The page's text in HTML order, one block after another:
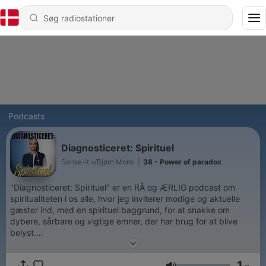
Podcasts
Diagnosticeret: Spirituel
Sense-it v/Bjørn Morel 38 - Power of paradox
"Diagnosticeret: Spirituel" er en RÅ og ÆRLIG podcast om
spiritualiteten i os alle, hvor jeg inviterer modige og aktuelle
gæster ind, med en spirituel baggrund, for at snakke om
dybere, sårbare og vigtige emner, der har brug for at blive
belyst.